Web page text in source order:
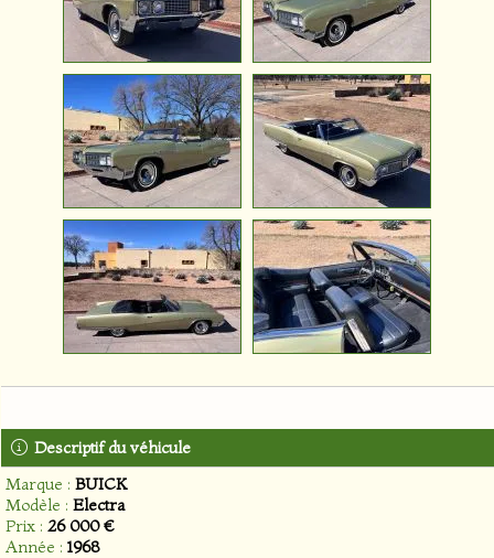
Descriptif du véhicule
Marque : BUICK
Modèle : Electra
Prix : 26 000 €
Année : 1968